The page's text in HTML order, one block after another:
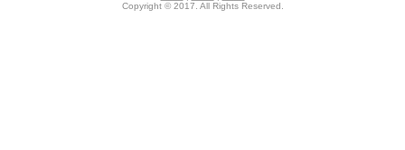
Copyright © 2017. All Rights Reserved.